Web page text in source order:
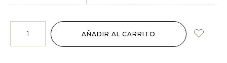
AÑADIR AL CARRITO